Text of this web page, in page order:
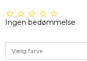
Ingen bedømmelse
Vælg farve